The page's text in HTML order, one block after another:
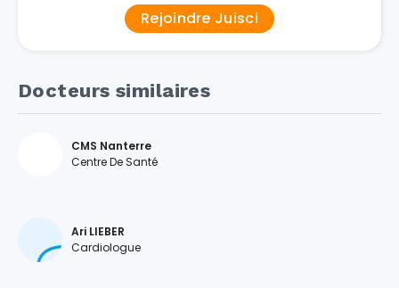
Rejoindre Juisci
Docteurs similaires
CMS Nanterre
Centre De Santé
Ari LIEBER
Cardiologue